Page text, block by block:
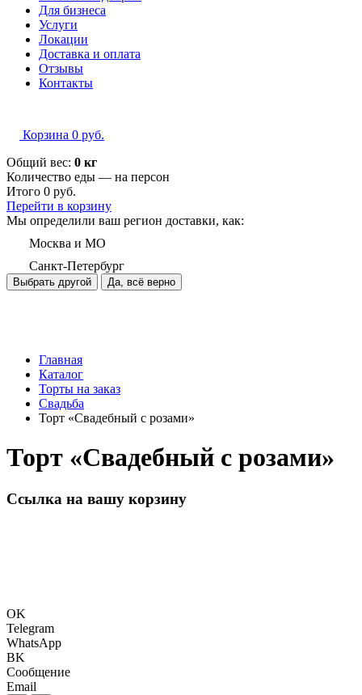
Для бизнеса
Услуги
Локации
Доставка и оплата
Отзывы
Контакты
Корзина 0 руб.
Общий вес: 0 кг
Количество еды — на персон
Итого 0 руб.
Перейти в корзину
Мы определили ваш регион доставки, как:
Москва и МО
Санкт-Петербург
Выбрать другой Да, всё верно
Главная
Каталог
Торты на заказ
Свадьба
Торт «Свадебный с розами»
Торт «Свадебный с розами»
Ссылка на вашу корзину
OK
Telegram
WhatsApp
BK
Сообщение
Email